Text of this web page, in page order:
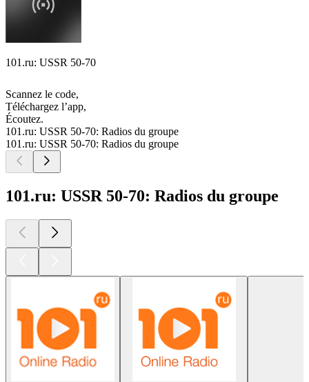
101.ru: USSR 50-70
Scannez le code,
Téléchargez l’app,
Écoutez.
101.ru: USSR 50-70: Radios du groupe
101.ru: USSR 50-70: Radios du groupe
101.ru: USSR 50-70: Radios du groupe